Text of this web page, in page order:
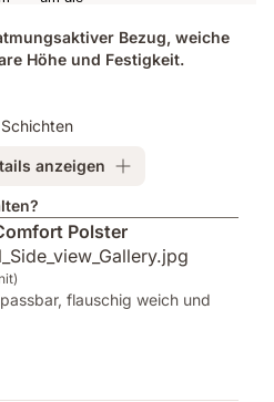
Bezug, weiche
Höhe und Festigkeit.
anzeigen
Polster
flauschig weich und